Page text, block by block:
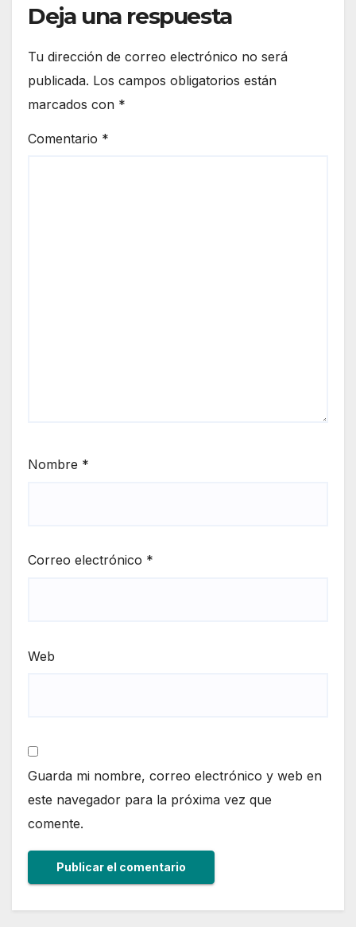
Deja una respuesta
Tu dirección de correo electrónico no será
publicada. Los campos obligatorios están
marcados con *
Comentario *
Nombre *
Correo electrónico *
Web
Guarda mi nombre, correo electrónico y web en
este navegador para la próxima vez que
comente.